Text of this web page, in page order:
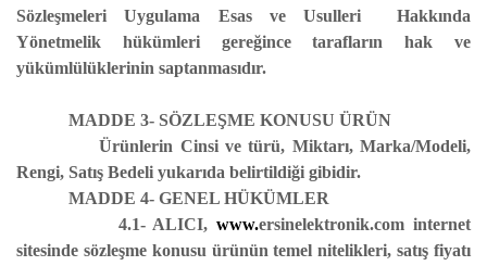
Sözleşmeleri Uygulama Esas ve Usulleri Hakkında
Yönetmelik hükümleri gereğince tarafların hak ve
yükümlülüklerinin saptanmasıdır.
MADDE 3- SÖZLEŞME KONUSU ÜRÜN
Ürünlerin Cinsi ve türü, Miktarı, Marka/Modeli,
Rengi, Satış Bedeli yukarıda belirtildiği gibidir.
MADDE 4- GENEL HÜKÜMLER
4.1- ALICI,www.ersinelektronik.com internet
sitesinde sözleşme konusu ürünün temel nitelikleri, satış fiyatı